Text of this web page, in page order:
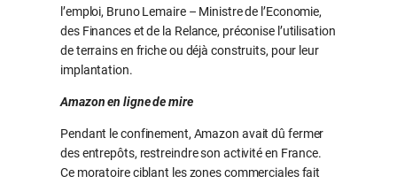
l’emploi, Bruno Lemaire – Ministre de l’Economie,
des Finances et de la Relance, préconise l’utilisation
de terrains en friche ou déjà construits, pour leur
implantation.
Amazon en ligne de mire
Pendant le confinement, Amazon avait dû fermer
des entrepôts, restreindre son activité en France.
Ce moratoire ciblant les zones commerciales fait